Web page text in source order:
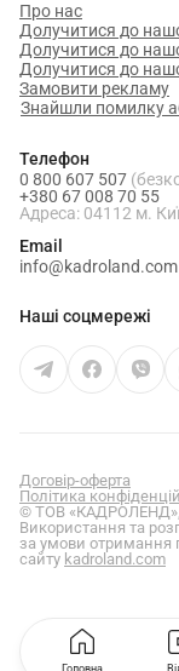
Про нас
Долучитися до
Долучитися до
Долучитися до
Замовити рекламу
Знайшли помилку
Телефон
0 800 607 507
+380 67 008 70 55
Адреса: 04112 м.
Email
info@kadroland.com
Наші соцмережі
Договір-оферта
Політика
© ТОВ «КАДРОЛЕНД»,
Використання та
за умови отримання
сайту kadroland.com
Головна